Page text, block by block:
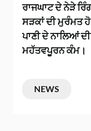
ਰਾਜਘਾਟ ਦੇ ਨੇੜੇ
ਸੜਕਾਂ ਦੀ ਮੁਰੰਮਤ
ਪਾਣੀ ਦੇ ਨਾਲਿਆਂ
ਮਹੱਤਵਪੂਰਨ ਕੰਮ।
NEWS